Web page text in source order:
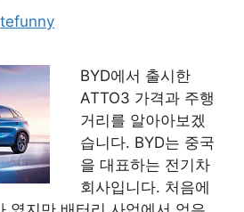
tefunny
BYD에서 출시한
ATTO3 가격과 주행
거리를 알아아보겠
습니다. BYD는 중국
을 대표하는 전기차
회사입니다. 처음에